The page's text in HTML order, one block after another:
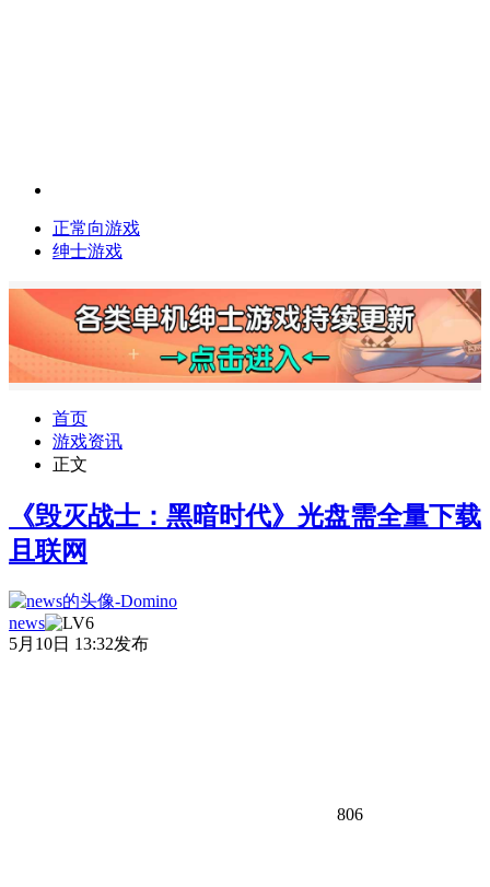
正常向游戏
绅士游戏
首页
游戏资讯
正文
《毁灭战士：黑暗时代》光盘需全量下载
且联网
news
5月10日 13:32发布
806